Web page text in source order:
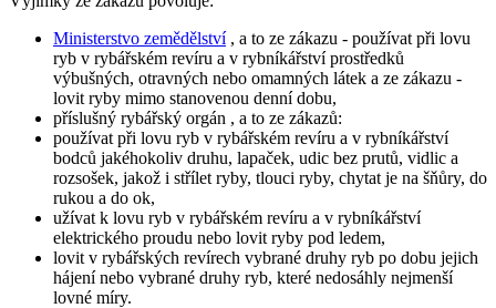
Ministerstvo zemědělství, a to ze zákazu - používat při lovu
ryb v rybářském revíru a v rybníkářství prostředků
výbušných, otravných nebo omamných látek a ze zákazu -
lovit ryby mimo stanovenou denní dobu,
příslušný rybářský orgán , a to ze zákazů:
používat při lovu ryb v rybářském revíru a v rybníkářství
bodců jakéhokoliv druhu, lapaček, udic bez prutů, vidlic a
rozsošek, jakož i střílet ryby, tlouci ryby, chytat je na šňůry, do
rukou a do ok,
užívat k lovu ryb v rybářském revíru a v rybníkářství
elektrického proudu nebo lovit ryby pod ledem,
lovit v rybářských revírech vybrané druhy ryb po dobu jejich
hájení nebo vybrané druhy ryb, které nedosáhly nejmenší
lovné míry.